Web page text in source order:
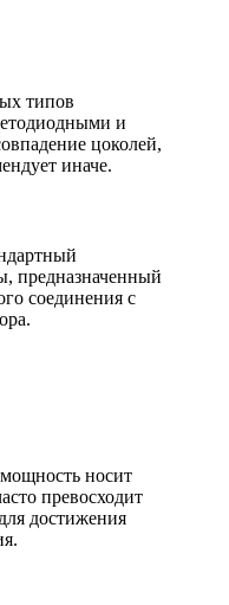
типов
и
цоколей,
иначе.
предназначенный
соединения с
носит
превосходит
достижения